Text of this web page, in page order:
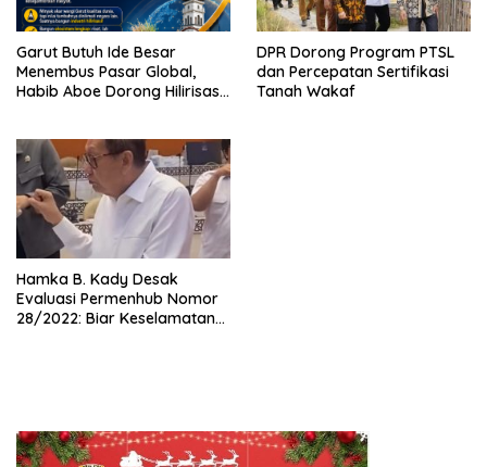
Garut Butuh Ide Besar
Menembus Pasar Global,
Habib Aboe Dorong Hilirisasi
DPR Dorong Program PTSL
dan Percepatan Sertifikasi
Tanah Wakaf
Hamka B. Kady Desak
Evaluasi Permenhub Nomor
28/2022: Biar Keselamatan